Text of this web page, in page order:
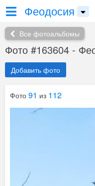
Феодосия
Все фотоальбомы
Фото #163604 -
Добавить фото
Фото 91 из 112